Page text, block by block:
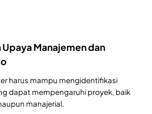
Manajemen dan
harus mampu mengidentifikasi
dapat mempengaruhi proyek, baik
manajerial.